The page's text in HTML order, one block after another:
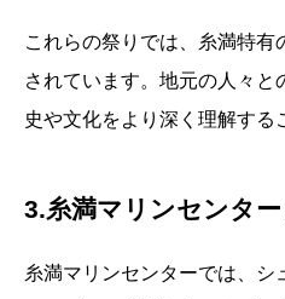
これらの祭りでは、糸満特有
されています。地元の人々
史や文化をより深く理解する
3.糸満マリンセンタ
糸満マリンセンターでは、シ